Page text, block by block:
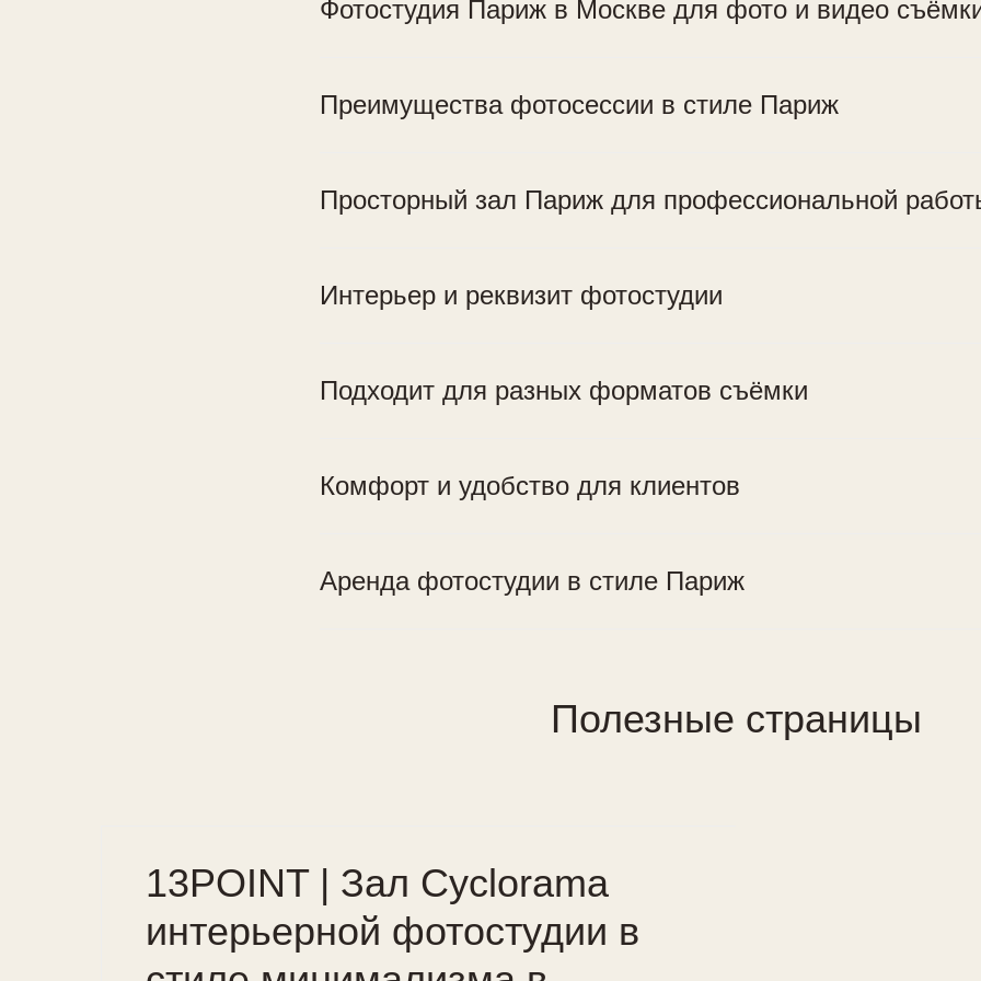
Фотостудия Париж в Москве для фото и видео
Преимущества фотосессии в стиле Париж
Просторный зал Париж для профессиональной
Интерьер и реквизит фотостудии
Подходит для разных форматов съёмки
Комфорт и удобство для клиентов
Аренда фотостудии в стиле Париж
Полезные страницы
13POINT | Зал Cyclorama
интерьерной фотостудии в